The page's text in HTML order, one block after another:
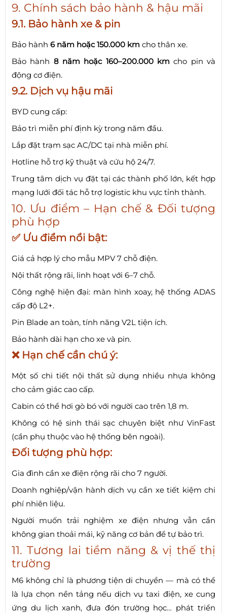
9. Chính sách bảo hành & hậu mãi
9.1. Bảo hành xe & pin
Bảo hành 6 năm hoặc 150.000 km cho thân xe.
Bảo hành 8 năm hoặc 160–200.000 km cho pin và
động cơ điện.
9.2. Dịch vụ hậu mãi
BYD cung cấp:
Bảo trì miễn phí định kỳ trong năm đầu.
Lắp đặt trạm sạc AC/DC tại nhà miễn phí.
Hotline hỗ trợ kỹ thuật và cứu hộ 24/7.
Trung tâm dịch vụ đặt tại các thành phố lớn, kết hợp
mạng lưới đối tác hỗ trợ logistic khu vực tỉnh thành.
10. Ưu điểm – Hạn chế & Đối tượng
phù hợp
✅ Ưu điểm nổi bật:
Giá cả hợp lý cho mẫu MPV 7 chỗ điện.
Nội thất rộng rãi, linh hoạt với 6–7 chỗ.
Công nghệ hiện đại: màn hình xoay, hệ thống ADAS
cấp độ L2+.
Pin Blade an toàn, tính năng V2L tiện ích.
Bảo hành dài hạn cho xe và pin.
❌ Hạn chế cần chú ý:
Một số chi tiết nội thất sử dụng nhiều nhựa không
cho cảm giác cao cấp.
Cabin có thể hơi gò bó với người cao trên 1,8 m.
Không có hệ sinh thái sạc chuyên biệt như VinFast
(cần phụ thuộc vào hệ thống bên ngoài).
Đối tượng phù hợp:
Gia đình cần xe điện rộng rãi cho 7 người.
Doanh nghiệp/vận hành dịch vụ cần xe tiết kiệm chi
phí nhiên liệu.
Người muốn trải nghiệm xe điện nhưng vẫn cần
không gian thoải mái, kỹ năng cơ bản để tự bảo trì.
11. Tương lai tiềm năng & vị thế thị
trường
M6 không chỉ là phương tiện di chuyển — mà có thể
là lựa chọn nền tảng nếu dịch vụ taxi điện, xe cung
ứng du lịch xanh, đưa đón trường học… phát triển